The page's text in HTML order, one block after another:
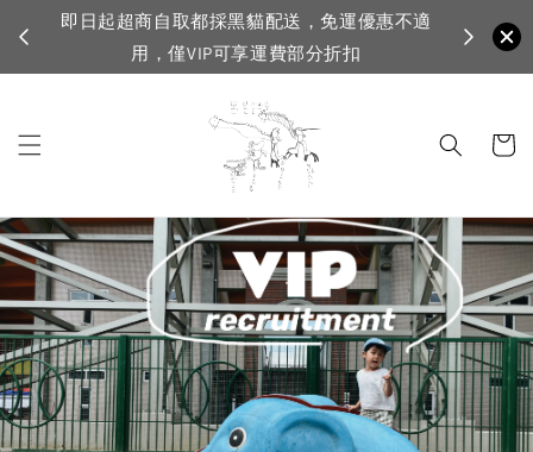
商自取都採黑貓配送，免運優惠不適
用，僅VIP可享運費部分折扣
VIP滿1500免運，